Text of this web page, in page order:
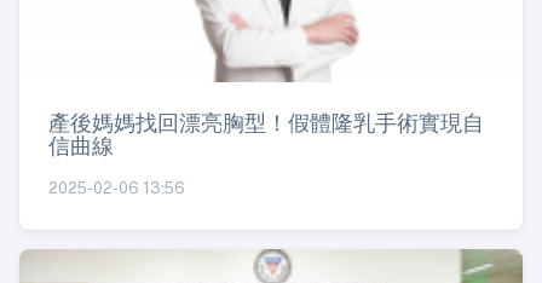
產後媽媽找回漂亮胸型！假體隆乳手術實現自
信曲線
2025-02-06 13:56